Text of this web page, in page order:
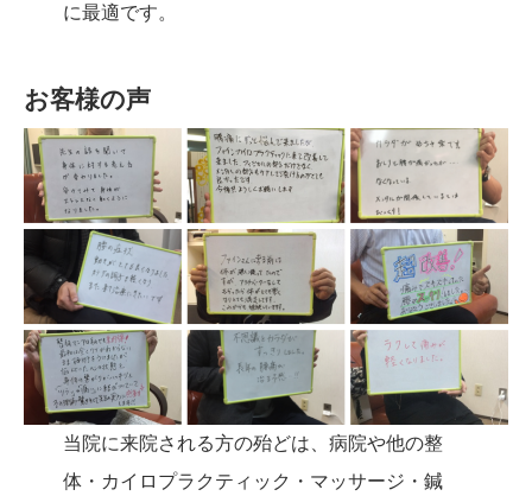
に最適です。
お客様の声
当院に来院される方の殆どは、病院や他の整
体・カイロプラクティック・マッサージ・鍼